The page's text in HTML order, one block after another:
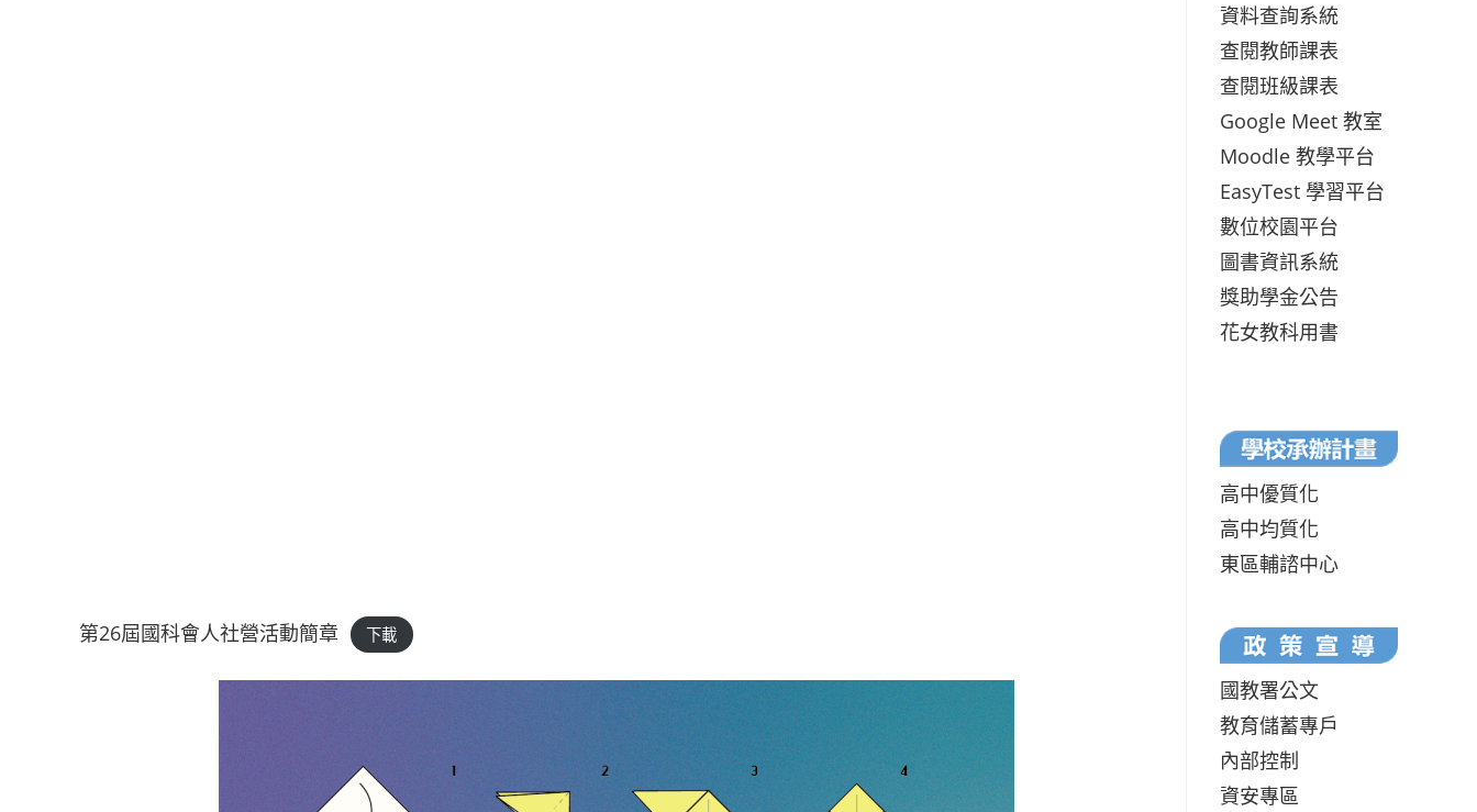
第26屆國科會人社營活動簡章 下載
資料查詢系統
查閱教師課表
查閱班級課表
Google Meet 教室
Moodle 教學平台
EasyTest 學習平台
數位校園平台
圖書資訊系統
獎助學金公告
花女教科用書
高中優質化
高中均質化
東區輔諮中心
國教署公文
教育儲蓄專戶
內部控制
資安專區